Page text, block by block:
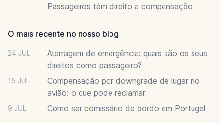
Passageiros têm direito a compensação
O mais recente no nosso blog
24 JUL
Aterragem de emergência: quais são os seus
direitos como passageiro?
15 JUL
Compensação por downgrade de lugar no
avião: o que pode reclamar
9 JUL Como ser comissário de bordo em Portugal